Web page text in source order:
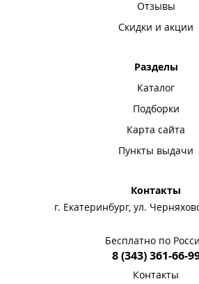
Отзывы
Скидки и акции
Разделы
Каталог
Подборки
Карта сайта
Пункты выдачи
Контакты
г. Екатеринбург, ул.
Бесплатно по
8 (343) 361-66-
Контакты